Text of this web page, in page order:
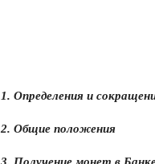
1. Определения и
2. Общие положения